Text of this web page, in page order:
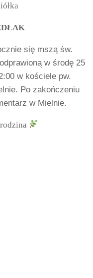
się mszą św.
w środę 25
w kościele pw.
Po zakończeniu
w Mielnie.